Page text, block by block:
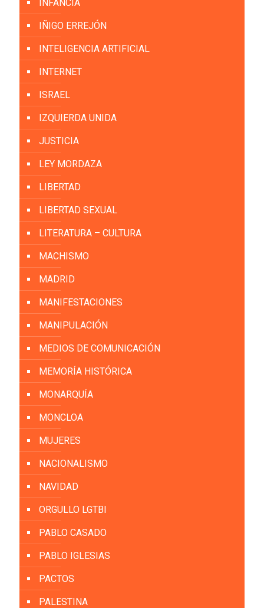
INFANCIA
IÑIGO ERREJÓN
INTELIGENCIA ARTIFICIAL
INTERNET
ISRAEL
IZQUIERDA UNIDA
JUSTICIA
LEY MORDAZA
LIBERTAD
LIBERTAD SEXUAL
LITERATURA – CULTURA
MACHISMO
MADRID
MANIFESTACIONES
MANIPULACIÓN
MEDIOS DE COMUNICACIÓN
MEMORÍA HISTÓRICA
MONARQUÍA
MONCLOA
MUJERES
NACIONALISMO
NAVIDAD
ORGULLO LGTBI
PABLO CASADO
PABLO IGLESIAS
PACTOS
PALESTINA